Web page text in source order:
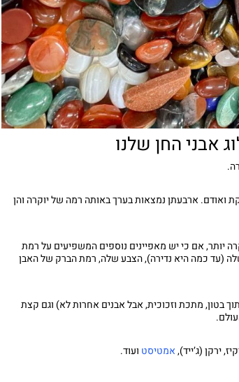
אבני החן שלנו
ואודם. ארבעתן נמצאות בערך באותה רמה של יוקרה והן
יותר, אם כי יש מאפיינים נוספים המשפיעים על רמת
(עד כמה היא נדירה), הצבע שלה, רמת הברק של האבן
בטון, מתכת וזכוכית, אבל אבנים אחרות לא) וגם קצת
ירקן (ג’ייד),אמטיסט ועוד.